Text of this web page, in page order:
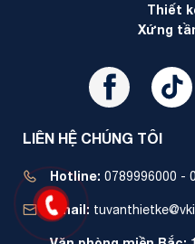
Thiết
Xứng
LIÊN HỆ CHÚNG TÔI
Hotline: 0789996000 -
Email: